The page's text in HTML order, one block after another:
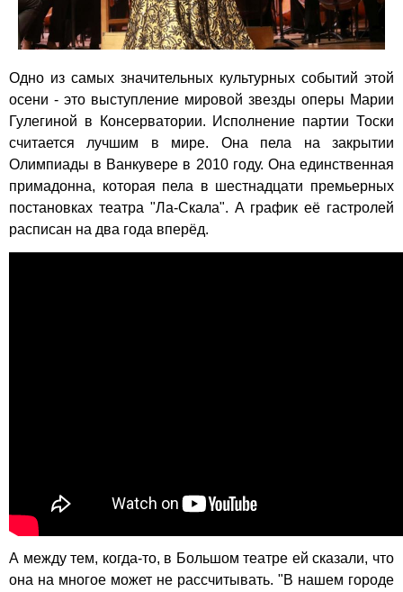
Одно из самых значительных культурных событий этой
осени - это выступление мировой звезды оперы Марии
Гулегиной в Консерватории. Исполнение партии Тоски
считается лучшим в мире. Она пела на закрытии
Олимпиады в Ванкувере в 2010 году. Она единственная
примадонна, которая пела в шестнадцати премьерных
постановках театра "Ла-Скала". А график её гастролей
расписан на два года вперёд.
А между тем, когда-то, в Большом театре ей сказали, что
она на многое может не рассчитывать. "В нашем городе